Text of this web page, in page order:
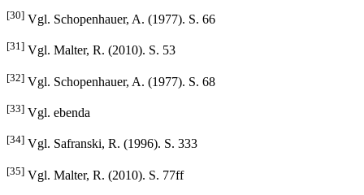
[30] Vgl. Schopenhauer, A. (1977). S. 66
[31] Vgl. Malter, R. (2010). S. 53
[32] Vgl. Schopenhauer, A. (1977). S. 68
[33] Vgl. ebenda
[34] Vgl. Safranski, R. (1996). S. 333
[35] Vgl. Malter, R. (2010). S. 77ff